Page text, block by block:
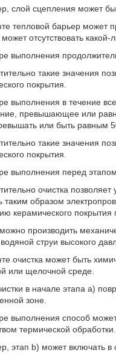
слой сцепления может
тепловой барьер может
отсутствовать
выполнения
такие значения
покрытия.
выполнения в течение
превышающее или
или быть равным
такие значения
покрытия.
выполнения перед
очистка
таким образом
керамического покрытия
производить
струи высокого
очистка может быть
или щелочной среде.
в начале этапа a)
зоне.
выполнения способ
термической обработки.
этап b) может включать